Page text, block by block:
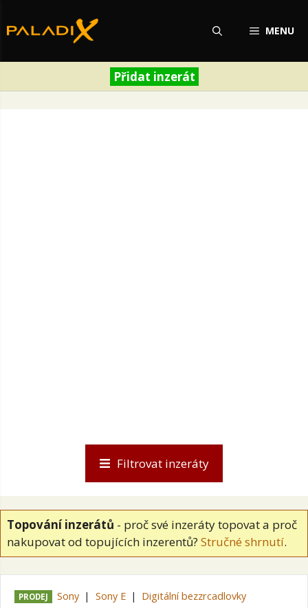
na
MENU
Přidat inzerát
Topování inzerátů - proč své inzeráty topovat a proč
nakupovat od topujících inzerentů? Stručné shrnutí.
PRODEJ Sony Sony E
Digitální bezzrcadlovky
Filtrovat inzeráty